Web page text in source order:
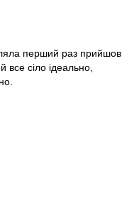
перший раз прийшов
сіло ідеально,